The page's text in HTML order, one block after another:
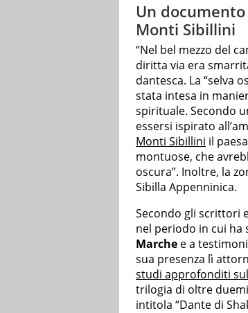
Un
Monti Sibillini
“Nel bel mezzo del
diritta via era
dantesca. La “selva
stata intesa in
spirituale. Secondo
essersi ispirato
Monti Sibillini il
montuose, che
oscura”. Inoltre, la
Sibilla Appenninica.
Secondo gli scrittori
nel periodo in cui ha
Marche e a
sua presenza lì
studi approfonditi
trilogia di oltre
intitola “Dante di